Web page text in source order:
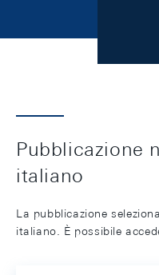
Pubblicazione
italiano
La pubblicazione
italiano. È possibile